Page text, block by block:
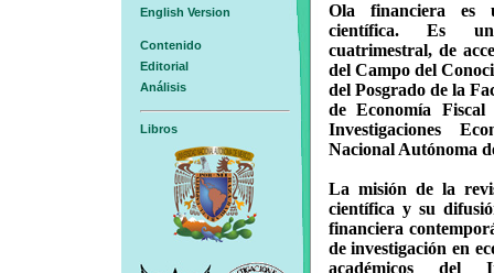
English Version
Contenido
Editorial
Análisis
Libros
Ola financiera es
científica. Es
cuatrimestral, de
del Campo del
del Posgrado de la
de Economía
Investigaciones
Nacional Autónoma
La misión de la
científica y su
financiera
de investigación en
académicos del